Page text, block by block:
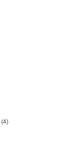
(4)